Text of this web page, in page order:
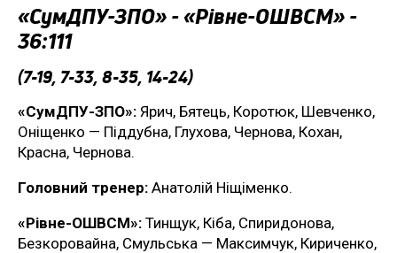
«СумДПУ-ЗПО» - «Рівне-ОШВСМ» -
36:111
(7-19, 7-33, 8-35, 14-24)
«СумДПУ-ЗПО»: Ярич, Бятець, Коротюк, Шевченко,
Оніщенко — Піддубна, Глухова, Чернова, Кохан,
Красна, Чернова.
Головний тренер: Анатолій Ніщіменко.
«Рівне-ОШВСМ»: Тинщук, Кіба, Спиридонова,
Безкоровайна, Смульська — Максимчук, Кириченко,